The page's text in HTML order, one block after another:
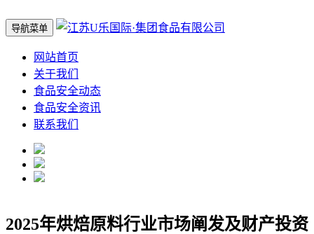
导航菜单
网站首页
关于我们
食品安全动态
食品安全资讯
联系我们
2025年烘焙原料行业市场阐发及财产投资